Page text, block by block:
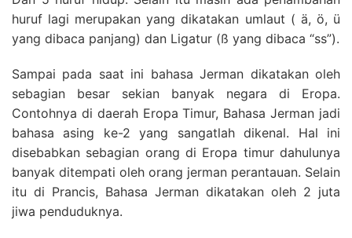
huruf lagi merupakan yang dikatakan umlaut ( ä, ö, ü
yang dibaca panjang) dan Ligatur (ß yang dibaca “ss”).
Sampai pada saat ini bahasa Jerman dikatakan oleh
sebagian besar sekian banyak negara di Eropa.
Contohnya di daerah Eropa Timur, Bahasa Jerman jadi
bahasa asing ke-2 yang sangatlah dikenal. Hal ini
disebabkan sebagian orang di Eropa timur dahulunya
banyak ditempati oleh orang jerman perantauan. Selain
itu di Prancis, Bahasa Jerman dikatakan oleh 2 juta
jiwa penduduknya.